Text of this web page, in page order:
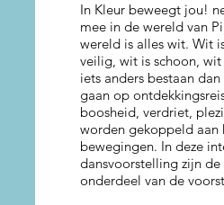
In Kleur beweegt jou!
mee in de wereld van
wereld is alles wit. Wit
veilig, wit is schoon,
iets anders bestaan
gaan op
boosheid, verdriet,
worden gekoppeld aan
bewegingen. In deze
dansvoorstelling zijn
onderdeel van de